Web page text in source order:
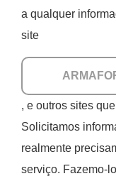
a qualquer
site
, e outros sites
Solicitamos
realmente
serviço. Fazemo-